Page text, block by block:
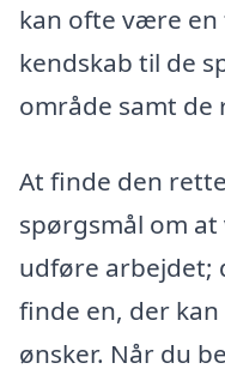
kan ofte være
kendskab til de
område samt de
At finde den
spørgsmål om
udføre arbejdet;
finde en, der
ønsker. Når du